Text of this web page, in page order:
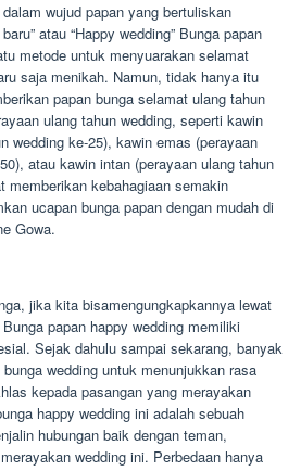
wujud papan yang bertuliskan
atau “Happy wedding” Bunga papan
metode untuk menyuarakan selamat
saja menikah. Namun, tidak hanya itu
papan bunga selamat ulang tahun
ulang tahun wedding, seperti kawin
wedding ke-25), kawin emas (perayaan
atau kawin intan (perayaan ulang tahun
memberikan kebahagiaan semakin
ucapan bunga papan dengan mudah di
Gowa.
jika kita bisamengungkapkannya lewat
papan happy wedding memiliki
Sejak dahulu sampai sekarang, banyak
wedding untuk menunjukkan rasa
kepada pasangan yang merayakan
happy wedding ini adalah sebuah
hubungan baik dengan teman,
wedding ini. Perbedaan hanya